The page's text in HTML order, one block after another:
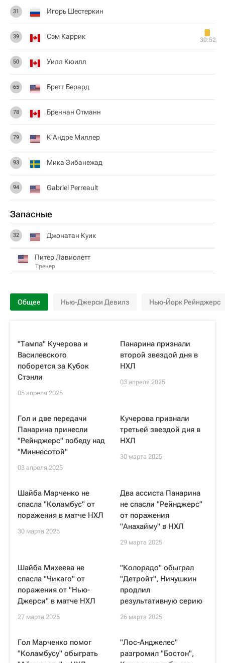
31 Игорь Шестеркин
39 Сэм Каррик 30:52
50 Уилл Кюилл
65 Бретт Берард
78 Бреннан Отманн
79 К'Андре Миллер
93 Мика Зибанежад
94 Gabriel Perreault
Запасные
32 Джонатан Куик
Питер Лавиолетт
Тренер
Общее Нью-Джерси Девилз Нью-Йорк Рейнджерс
"Тампа" Кучерова и
Василевского
поборется за Кубок
Стэнли
05 апреля 2025
Панарина признали
второй звездой дня в
НХЛ
03 апреля 2025
Гол и две передачи
Панарина принесли
"Рейнджерс" победу над
"Миннесотой"
03 апреля 2025
Кучерова признали
третьей звездой дня в
НХЛ
30 марта 2025
Шайба Марченко не
спасла "Коламбус" от
поражения в матче НХЛ
30 марта 2025
Два ассиста Панарина
не спасли "Рейнджерс"
от поражения
"Анахайму" в НХЛ
29 марта 2025
Шайба Михеева не
спасла "Чикаго" от
поражения от "Нью-
Джерси" в матче НХЛ
27 марта 2025
"Колорадо" обыграл
"Детройт", Ничушкин
продлил
результативную серию
26 марта 2025
Гол Марченко помог
"Коламбусу" обыграть
"Лос-Анджелес"
разгромил "Бостон",